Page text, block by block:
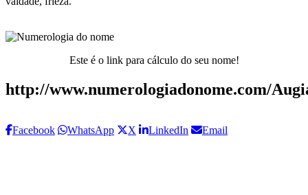
Este é o link para cálculo do seu nome!
http://www.numerologiadonome.com/
Facebook WhatsApp X LinkedIn Email